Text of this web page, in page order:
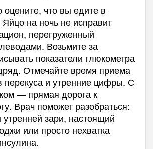
оцените, что вы едите в
Яйцо на ночь не исправит
перегруженный
Возьмите за
показатели глюкометра
Отмечайте время приема
перекуса и утренние цифры. С
— прямая дорога к
Врач поможет разобраться:
зари, настоящий
или просто нехватка